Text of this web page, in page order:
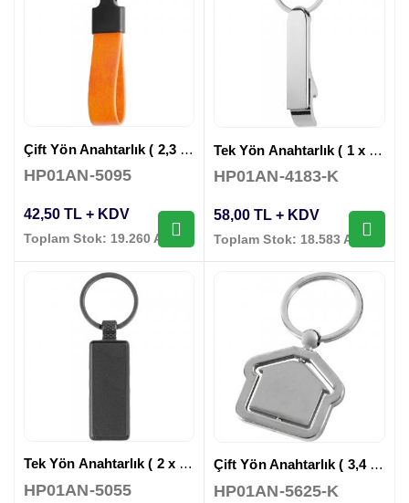
Çift Yön Anahtarlık ( 2,3 x 11,5 cm )
HP01AN-5095
42,50 TL + KDV
Toplam Stok: 19.260 Adet
Tek Yön Anahtarlık ( 1 x 8,5 cm )
HP01AN-4183-K
58,00 TL + KDV
Toplam Stok: 18.583 Adet
Tek Yön Anahtarlık ( 2 x 8,7 cm )
HP01AN-5055
Çift Yön Anahtarlık ( 3,4 x 9,3 cm )
HP01AN-5625-K